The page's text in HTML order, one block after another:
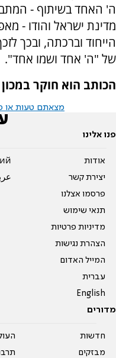
ה' האחד בשיתוף -
מדינת ישראל והודו -
הייחוד וברכתה, ובכך
של "ה' אחד ושמו אחד".
הכותב הוא חוקר
מצאתם טעות או
פנו אלינו
אודות
יצירת קשר
פרסמו אצלנו
תנאי שימוש
מדיניות פרטיות
הצהרת נגישות
המייל האדום
עברית
English
מדורים
חדשות
מבזקים